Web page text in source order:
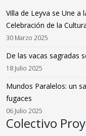
Villa de Leyva se Une a
Celebración de la
30 Marzo 2025
De las vacas sagradas
18 Julio 2025
Mundos Paralelos: un
fugaces
06 Julio 2025
Colectivo